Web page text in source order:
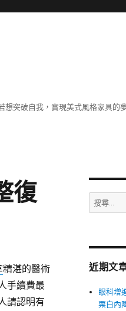
突破自我，實現美式風格家具的
復
精湛的醫術
手續費最
請認明有
搜
尋
字:
近期文
眼科增
栗白內